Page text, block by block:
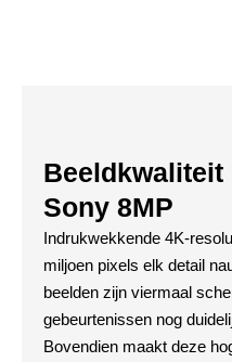
Beeldkwaliteit
Sony 8MP​
Indrukwekkende 4K-
miljoen pixels elk detail
beelden zijn viermaal
gebeurtenissen nog
Bovendien maakt deze